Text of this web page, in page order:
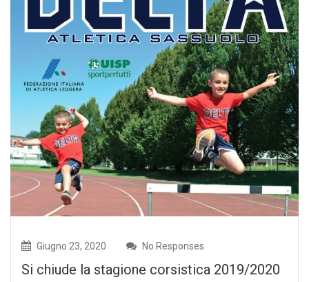
Giugno 23, 2020 No Responses
Si chiude la stagione corsistica 2019/2020